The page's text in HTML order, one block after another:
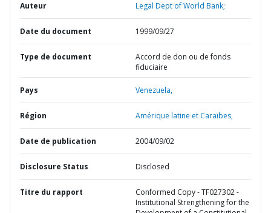
Auteur Legal Dept of World Bank;
Date du document 1999/09/27
Type de document
Accord de don ou de fonds
fiduciaire
Pays Venezuela,
Région Amérique latine et Caraïbes,
Date de publication 2004/09/02
Disclosure Status Disclosed
Titre du rapport
Conformed Copy - TF027302 -
Institutional Strengthening for the